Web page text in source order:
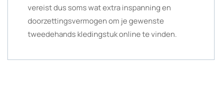
vereist dus soms wat extra inspanning en
doorzettingsvermogen om je gewenste
tweedehands kledingstuk online te vinden.